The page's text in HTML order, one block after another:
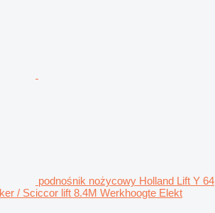
podnośnik nożycowy Holland Lift Y 64
/ Sciccor lift 8.4M Werkhoogte Elekt